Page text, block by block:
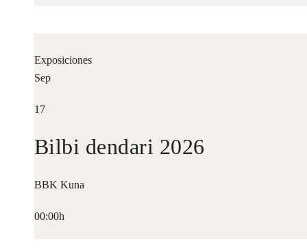
Exposiciones
Sep
17
Bilbi dendari 2026
BBK Kuna
00:00h